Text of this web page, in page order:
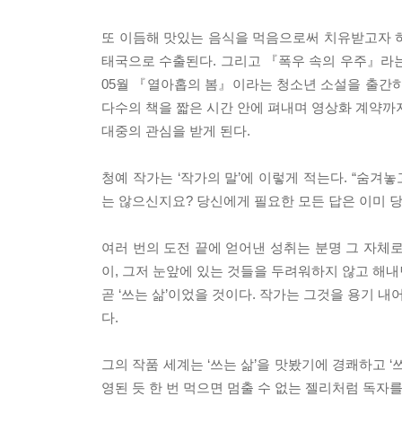
또 이듬해 맛있는 음식을 먹음으로써 치유받고자
태국으로 수출된다. 그리고 『폭우 속의 우주』
05월 『열아홉의 봄』이라는 청소년 소설을 출간
다수의 책을 짧은 시간 안에 펴내며 영상화 계약
대중의 관심을 받게 된다.
청예 작가는 ‘작가의 말’에 이렇게 적는다. “숨겨
는 않으신지요? 당신에게 필요한 모든 답은 이미
여러 번의 도전 끝에 얻어낸 성취는 분명 그 자체
이, 그저 눈앞에 있는 것들을 두려워하지 않고 해
곧 ‘쓰는 삶’이었을 것이다. 작가는 그것을 용기
다.
그의 작품 세계는 ‘쓰는 삶’을 맛봤기에 경쾌하고
영된 듯 한 번 먹으면 멈출 수 없는 젤리처럼 독자